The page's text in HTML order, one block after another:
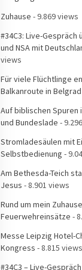
Zuhause - 9.869 views
#34C3: Live-Gespräch
und NSA mit
views
Für viele Flüchtlinge
Balkanroute in Belgrad
Auf biblischen Spuren
und Bundeslade -
Stromladesäulen mit
Selbstbedienung -
Am Bethesda-Teich
Jesus - 8.901 views
Rund um mein
Feuerwehreinsätze -
Messe Leipzig Hotel-
Kongress - 8.815 views
#34C3 – Live-